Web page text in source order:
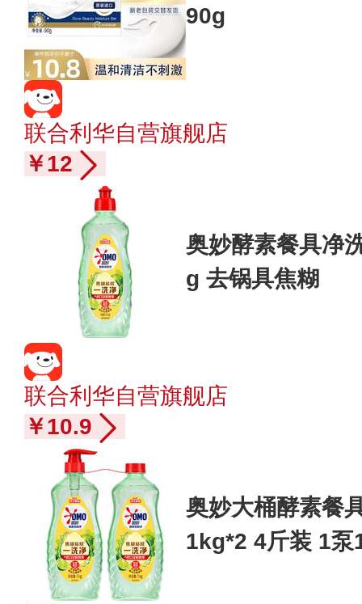
90g
联合利华自营旗舰店
￥12
奥妙酵素餐具净
g 去锅具焦糊
联合利华自营旗舰店
￥10.9
奥妙大桶酵素餐
1kg*2 4斤装 1泵